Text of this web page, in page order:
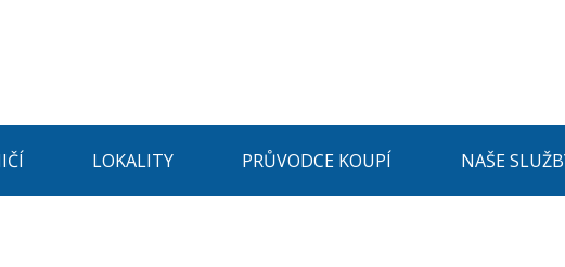
LOKALITY PRŮVODCE KOUPÍ NAŠE